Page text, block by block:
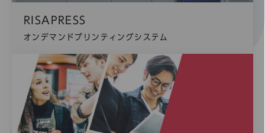
RISAPRESS
オンデマンドプリンティングシステム